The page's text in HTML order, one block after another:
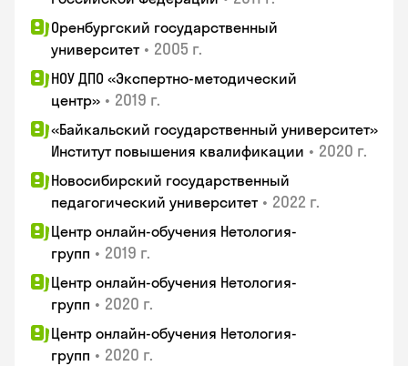
Оренбургский государственный
университет • 2005 г.
НОУ ДПО «Экспертно-методический
центр» • 2019 г.
«Байкальский государственный университет»
Институт повышения квалификации • 2020 г.
Новосибирский государственный
педагогический университет • 2022 г.
Центр онлайн-обучения Нетология-
групп • 2019 г.
Центр онлайн-обучения Нетология-
групп • 2020 г.
Центр онлайн-обучения Нетология-
групп • 2020 г.